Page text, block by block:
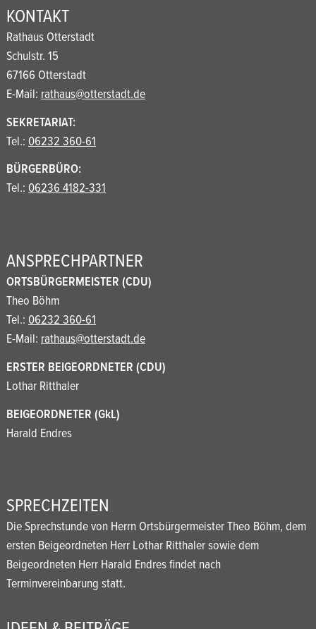
KONTAKT
Rathaus Otterstadt
Schulstr. 15
67166 Otterstadt
E-Mail: rathaus@otterstadt.de
SEKRETARIAT:
Tel.: 06232 360-61
BÜRGERBÜRO:
Tel.: 06236 4182-331
ANSPRECHPARTNER
ORTSBÜRGERMEISTER (CDU)
Theo Böhm
Tel.: 06232 360-61
E-Mail: rathaus@otterstadt.de
ERSTER BEIGEORDNETER (CDU)
Lothar Ritthaler
BEIGEORDNETER (GkL)
Harald Endres
SPRECHZEITEN
Die Sprechstunde von Herrn Ortsbürgermeister Theo Böhm, dem
ersten Beigeordneten Herr Lothar Ritthaler sowie dem
Beigeordneten Herr Harald Endres findet nach
Terminvereinbarung statt.